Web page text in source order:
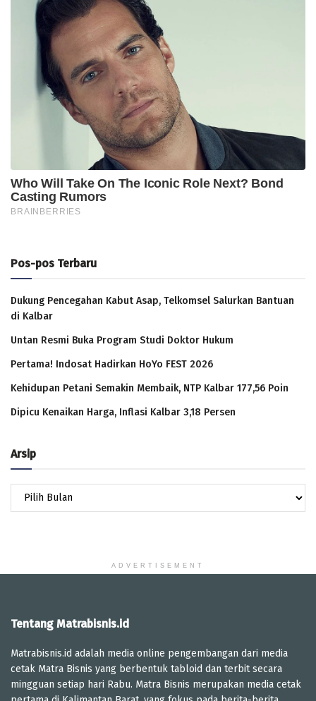
Pos-pos Terbaru
Dukung Pencegahan Kabut Asap, Telkomsel Salurkan Bantuan
di Kalbar
Untan Resmi Buka Program Studi Doktor Hukum
Pertama! Indosat Hadirkan HoYo FEST 2026
Kehidupan Petani Semakin Membaik, NTP Kalbar 177,56 Poin
Dipicu Kenaikan Harga, Inflasi Kalbar 3,18 Persen
Arsip
Arsip
ADVERTISEMENT
Tentang Matrabisnis.id
Matrabisnis.id adalah media online pengembangan dari media
cetak Matra Bisnis yang berbentuk tabloid dan terbit secara
mingguan setiap hari Rabu. Matra Bisnis merupakan media cetak